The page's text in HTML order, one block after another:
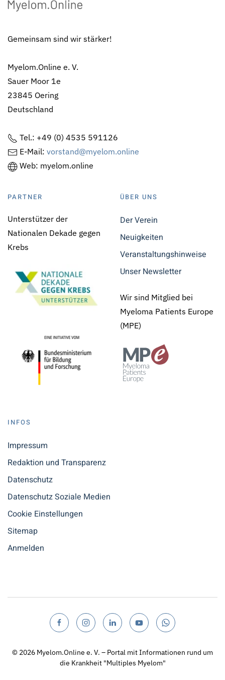
Gemeinsam sind wir stärker!
Myelom.Online e. V.
Sauer Moor 1e
23845 Oering
Deutschland
Tel.: +49 (0) 4535 591126
E-Mail: vorstand@myelom.online
Web: myelom.online
PARTNER
Unterstützer der
Nationalen Dekade gegen
Krebs
ÜBER UNS
Der Verein
Neuigkeiten
Veranstaltungshinweise
Unser Newsletter
Wir sind Mitglied bei
Myeloma Patients Europe
(MPE)
INFOS
Impressum
Redaktion und Transparenz
Datenschutz
Datenschutz Soziale Medien
Cookie Einstellungen
Sitemap
Anmelden
© 2026 Myelom.Online e. V. – Portal mit Informationen rund um
die Krankheit "Multiples Myelom"